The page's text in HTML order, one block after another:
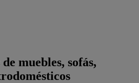
muebles, sofás,